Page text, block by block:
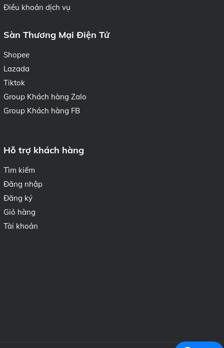
Điều khoản dịch vụ
Sàn Thương Mại Điện Tử
Shopee
Lazada
Tiktok
Group Khách hàng Zalo
Group Khách hàng FB
Hỗ trợ khách hàng
Tìm kiếm
Đăng nhập
Đăng ký
Giỏ hàng
Tài khoản